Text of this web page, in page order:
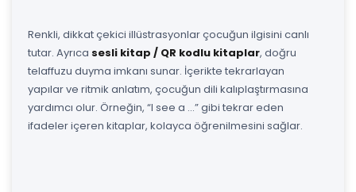
Renkli, dikkat çekici illüstrasyonlar çocuğun ilgisini canlı
tutar. Ayrıca sesli kitap / QR kodlu kitaplar, doğru
telaffuzu duyma imkanı sunar. İçerikte tekrarlayan
yapılar ve ritmik anlatım, çocuğun dili kalıplaştırmasına
yardımcı olur. Örneğin, “I see a …” gibi tekrar eden
ifadeler içeren kitaplar, kolayca öğrenilmesini sağlar.